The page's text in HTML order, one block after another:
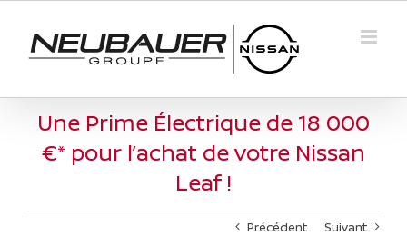
contenu
Une Prime Électrique de 18 000
€* pour l’achat de votre Nissan
Leaf !
Précédent Suivant